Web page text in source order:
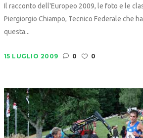
Il racconto dell'Europeo 2009, le foto e le
Piergiorgio Chiampo, Tecnico Federale che
questa...
15 LUGLIO 2009 0 0